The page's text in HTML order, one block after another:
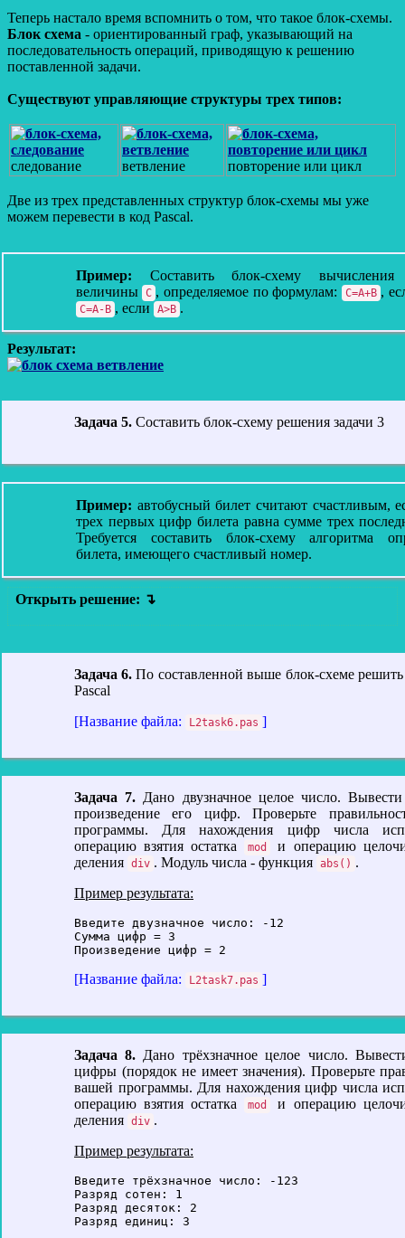
Теперь настало время вспомнить о том, что такое блок-схемы.
Блок схема - ориентированный граф, указывающий на
последовательность операций, приводящую к решению
поставленной задачи.
Существуют управляющие структуры трех типов:
следование ветвление повторение или цикл
Две из трех представленных структур блок-схемы мы уже
можем перевести в код Pascal.
Пример: Составить блок-схему вычисления
величины С , определяемое по формулам: С=A+B ,
C=A-B , если A>B .
Результат:
Задача 5. Составить блок-схему решения задачи 3
Пример: автобусный билет считают счастливым,
трех первых цифр билета равна сумме трех
Требуется составить блок-схему алгоритма
билета, имеющего счастливый номер.
Открыть решение:
Задача 6. По составленной выше блок-схеме решить
Pascal
[Название файла:
L2task6.pas ]
Задача 7. Дано двузначное целое число.
произведение его цифр. Проверьте
программы. Для нахождения цифр числа
операцию взятия остатка
mod
и операцию
деления div . Модуль числа - функция abs() .
Пример результата:
Введите двузначное число: -12
Сумма цифр = 3
[Название файла: L2task7.pas ]
Задача 8. Дано трёхзначное целое число.
цифры (порядок не имеет значения). Проверьте
вашей программы. Для нахождения цифр числа
операцию взятия остатка
mod
и операцию
деления div .
Пример результата:
Введите трёхзначное число: -123
Разряд сотен: 1
Разряд десяток: 2